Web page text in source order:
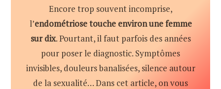
Encore trop souvent incomprise,
l’endométriose touche environ une femme
sur dix. Pourtant, il faut parfois des années
pour poser le diagnostic. Symptômes
invisibles, douleurs banalisées, silence autour
de la sexualité… Dans cet article, on vous